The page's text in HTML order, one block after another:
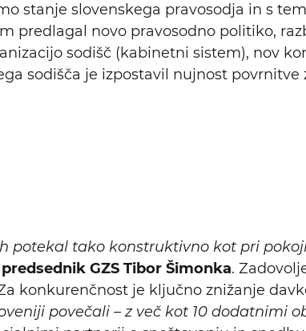
stanje slovenskega pravosodja in s
predlagal novo pravosodno politiko,
sodišč (kabinetni sistem), nov
sodišča je izpostavil nujnost povrnitve
potekal tako konstruktivno kot pri
predsednik GZS Tibor Šimonka.
konkurenčnost je ključno znižanje
povečali – z več kot 10 dodatnimi